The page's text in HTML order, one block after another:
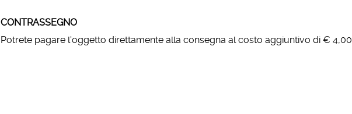
CONTRASSEGNO
Potrete pagare l'oggetto direttamente alla consegna al costo aggiuntivo di € 4,00